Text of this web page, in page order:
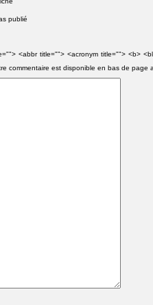
publié
<abbr title=""> <acronym title=""> <b>
commentaire est disponible en bas de page